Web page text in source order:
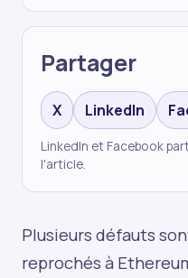
Partager
X LinkedIn
LinkedIn et Facebook
l'article.
Plusieurs défauts
reprochés à